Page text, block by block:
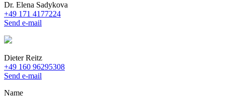
Dr. Elena Sadykova
+49 171 4177224
Send e-mail
Dieter Reitz
+49 160 96295308
Send e-mail
Name